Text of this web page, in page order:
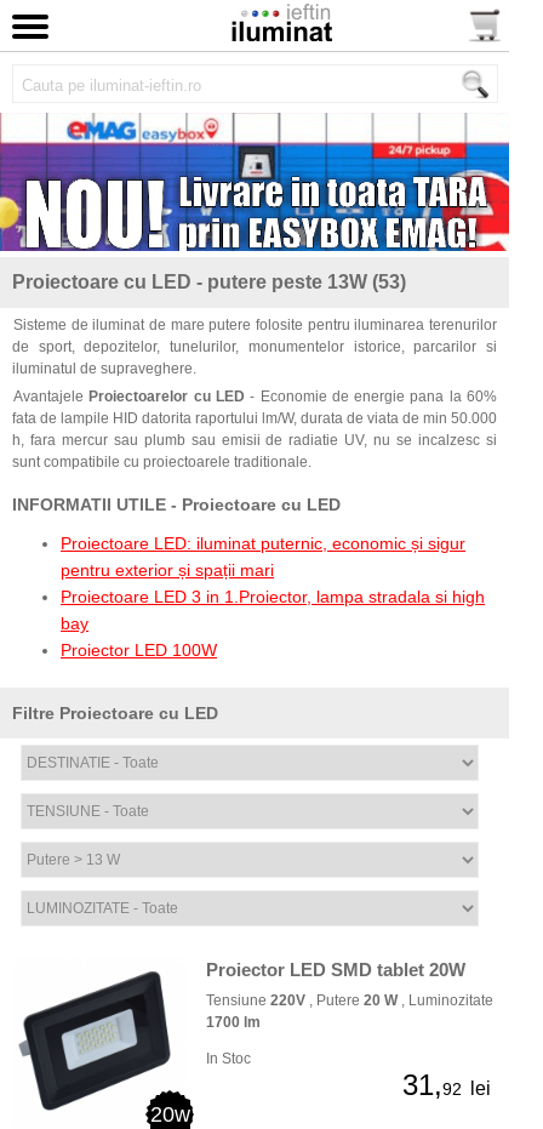
Proiectoare cu LED - putere peste 13W (53)
Sisteme de iluminat de mare putere folosite pentru iluminarea terenurilor
de sport, depozitelor, tunelurilor, monumentelor istorice, parcarilor si
iluminatul de supraveghere.
Avantajele Proiectoarelor cu LED - Economie de energie pana la 60%
fata de lampile HID datorita raportului lm/W, durata de viata de min 50.000
h, fara mercur sau plumb sau emisii de radiatie UV, nu se incalzesc si
sunt compatibile cu proiectoarele traditionale.
INFORMATII UTILE - Proiectoare cu LED
Proiectoare LED: iluminat puternic, economic și sigur
pentru exterior și spații mari
Proiectoare LED 3 in 1.Proiector, lampa stradala si high
bay
Proiector LED 100W
Filtre Proiectoare cu LED
20w
Proiector LED SMD tablet 20W
Tensiune 220V , Putere 20 W, Luminozitate
1700 lm
In Stoc
31,92 lei